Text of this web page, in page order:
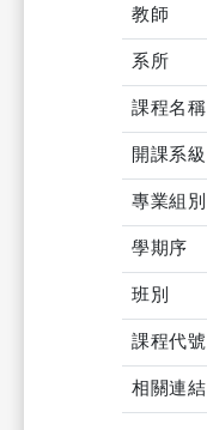
教師
系所
課程名稱
開課系級
專業組別
學期序
班別
課程代號
相關連結